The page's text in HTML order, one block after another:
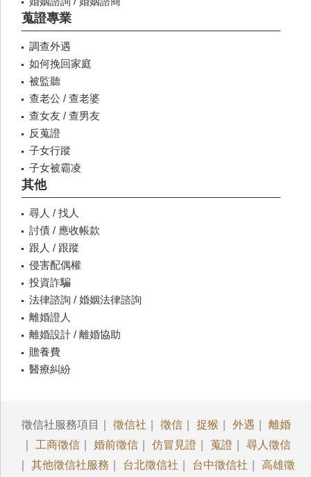
蒐證專業
調查外遇
如何挽回家庭
被監聽
查老公 / 查老婆
查女友 / 查男友
反蒐證
子女行蹤
子女被霸凌
其他
尋人 / 找人
討債 / 應收帳款
跟人 / 跟蹤
侵害配偶權
投資詐騙
法律諮詢 / 婚姻法律諮詢
離婚證人
離婚設計 / 離婚協助
贍養費
醫療糾紛
徵信社服務項目｜ 徵信社 徵信 捉猴 外遇
離婚
工商徵信 婚前徵信 仿冒見證 蒐證
尋人徵信
其他徵信社服務 台北徵信社 台中徵信社 高雄徵